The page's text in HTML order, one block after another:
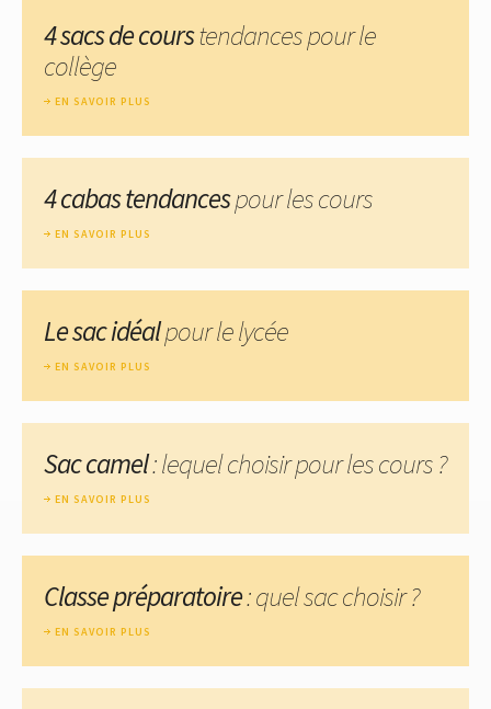
4 sacs de courstendances pour le
collège
EN SAVOIR PLUS
4 cabas tendancespour les cours
EN SAVOIR PLUS
Le sac idéalpour le lycée
EN SAVOIR PLUS
Sac camel: lequel choisir pour les cours ?
EN SAVOIR PLUS
Classe préparatoire: quel sac choisir ?
EN SAVOIR PLUS